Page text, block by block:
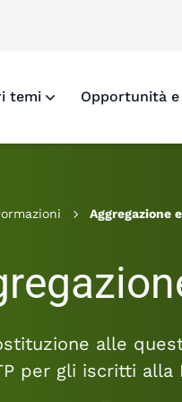
di Fondazione
Facebook di
LinkedIn di
al profilo Instagram di
temi Opportunità e
Aggregazione
alle
per gli iscritti alla